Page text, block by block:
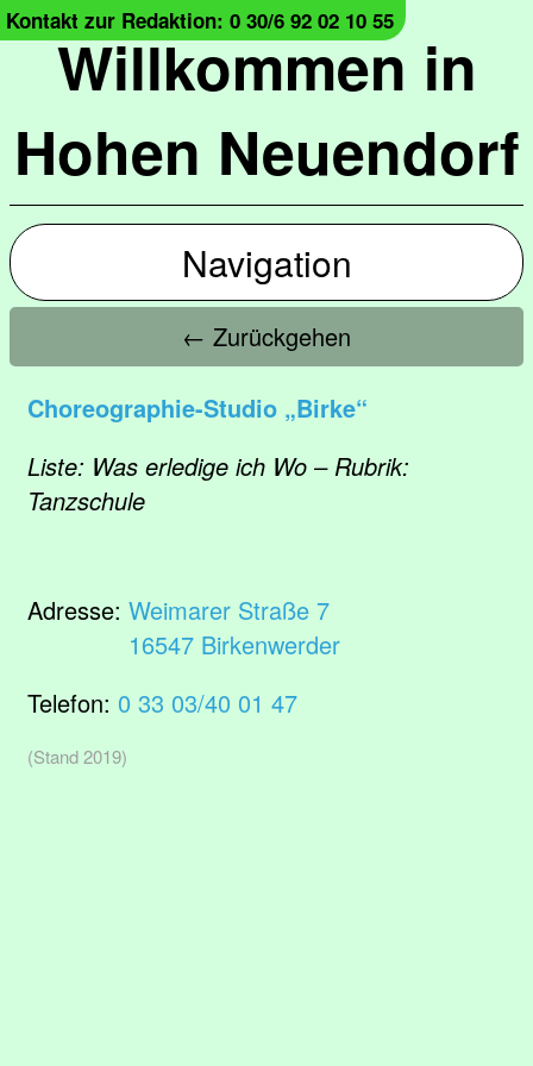
Willkommen in
Hohen Neuendorf
Kontakt zur Redaktion: 0 30/6 92 02 10 55
Navigation
← Zurückgehen
Choreographie-Studio „Birke“
Liste: Was erledige ich Wo – Rubrik:
Tanzschule
Adresse: Weimarer Straße 7
16547 Birkenwerder
Telefon: 0 33 03/40 01 47
(Stand 2019)